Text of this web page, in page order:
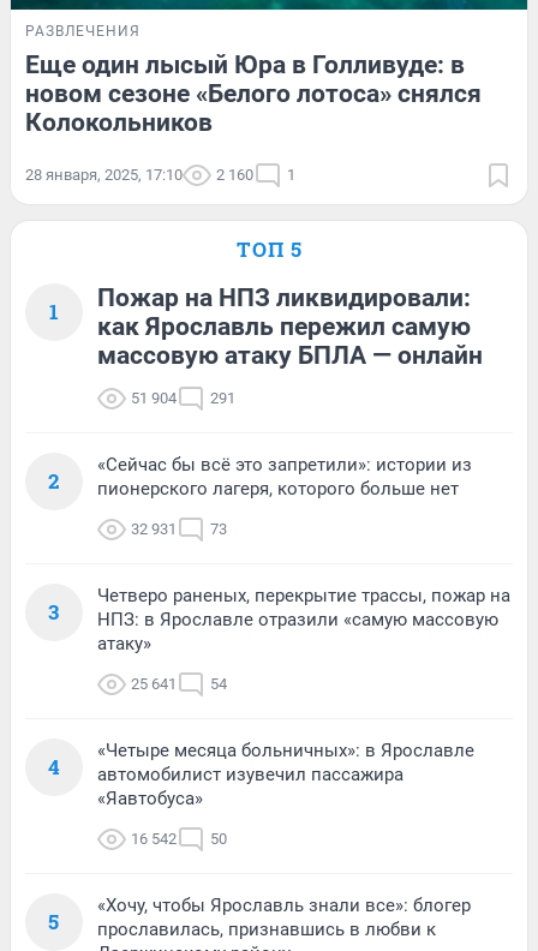
РАЗВЛЕЧЕНИЯ
Еще один лысый Юра в Голливуде: в
новом сезоне «Белого лотоса» снялся
Колокольников
28 января, 2025, 17:10 2 160 1
ТОП 5
1
Пожар на НПЗ ликвидировали:
как Ярославль пережил самую
массовую атаку БПЛА — онлайн
51 904 291
2
«Сейчас бы всё это запретили»: истории из
пионерского лагеря, которого больше нет
32 931 73
3
Четверо раненых, перекрытие трассы, пожар на
НПЗ: в Ярославле отразили «самую массовую
атаку»
25 641 54
4
«Четыре месяца больничных»: в Ярославле
автомобилист изувечил пассажира
«Яавтобуса»
16 542 50
5
«Хочу, чтобы Ярославль знали все»: блогер
прославилась, признавшись в любви к